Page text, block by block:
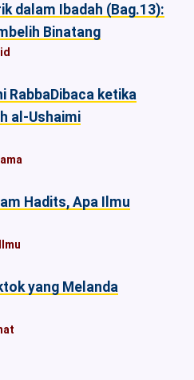
dalam Ibadah (Bag.13):
Binatang
RabbaDibaca ketika
al-Ushaimi
Hadits, Apa Ilmu
yang Melanda